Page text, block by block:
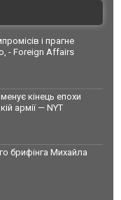
і прагне
- Foreign Affairs
кінець епохи
армії — NYT
брифінга Михайла